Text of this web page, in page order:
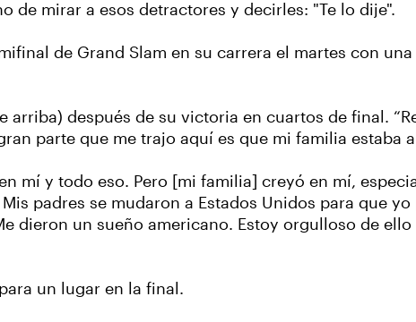
de mirar a esos detractores y decirles: "Te lo dije".
de Grand Slam en su carrera el martes con
arriba) después de su victoria en cuartos de final.
parte que me trajo aquí es que mi familia estaba
mí y todo eso. Pero [mi familia] creyó en mí,
padres se mudaron a Estados Unidos para que yo
dieron un sueño americano. Estoy orgulloso de
un lugar en la final.